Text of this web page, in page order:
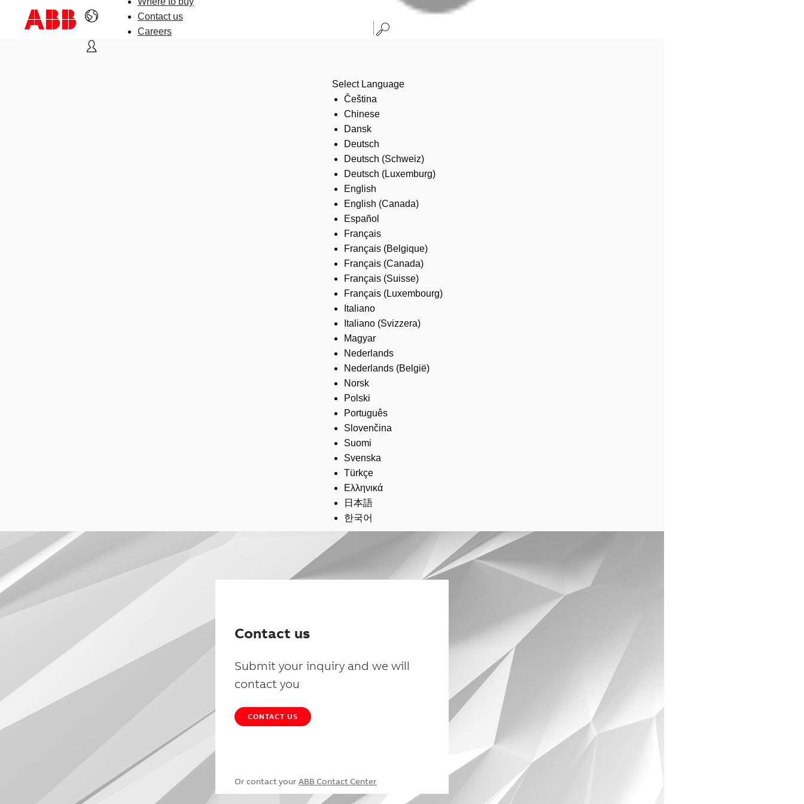
Contact us
Careers
Select Language
Čeština
Chinese
Dansk
Deutsch
Deutsch (Schweiz)
Deutsch (Luxemburg)
English
English (Canada)
Español
Français
Français (Belgique)
Français (Canada)
Français (Suisse)
Français (Luxembourg)
Italiano
Italiano (Svizzera)
Magyar
Nederlands
Nederlands (België)
Norsk
Polski
Português
Slovenčina
Suomi
Svenska
Türkçe
Ελληνικά
日本語
한국어
Contact us
Submit your inquiry and we will
contact you
CONTACT US
Or contact your ABB Contact Center